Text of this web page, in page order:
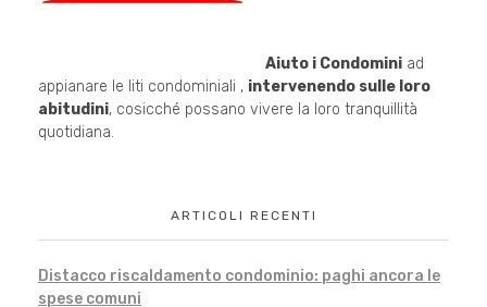
Aiuto i Condominiad
appianare le liti condominiali , intervenendo sulle loro
abitudini, cosicché possano vivere la loro tranquillità
quotidiana.
ARTICOLI RECENTI
Distacco riscaldamento condominio: paghi ancora le
spese comuni